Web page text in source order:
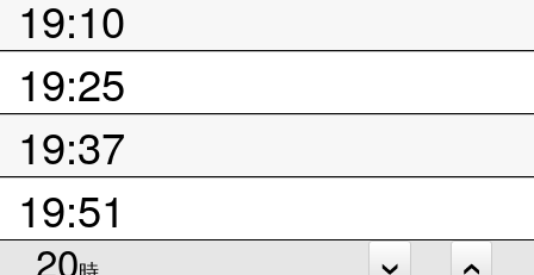
19:10
19:25
19:37
19:51
20